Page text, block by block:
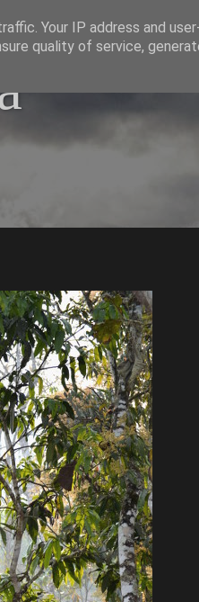
Your IP address and
quality of service,